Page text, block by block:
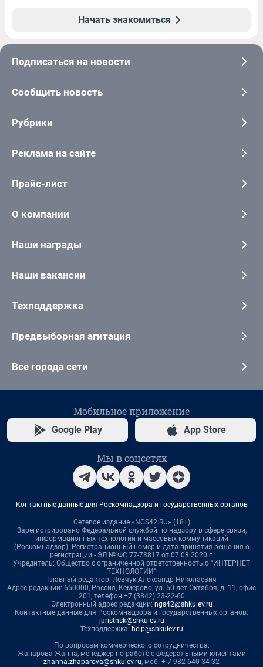
Начать знакомиться
Подписаться на новости
Сообщить новость
Рубрики
Реклама на сайте
Прайс-лист
О компании
Наши награды
Наши вакансии
Техподдержка
Предвыборная агитация
Все города сети
Мобильное приложение
Google Play App Store
Мы в соцсетях
Контактные данные для Роскомнадзора и государственных органов
Сетевое издание «NGS42.RU» (18+)
Зарегистрировано Федеральной службой по надзору в сфере связи,
информационных технологий и массовых коммуникаций
(Роскомнадзор). Регистрационный номер и дата принятия решения о
регистрации - ЭЛ № ФС 77-78817 от 07.08.2020 г.
Учредитель: Общество с ограниченной ответственностью "ИНТЕРНЕТ
ТЕХНОЛОГИИ"
Главный редактор: Левчук Александр Николаевич
Адрес редакции: 650000, Россия, Кемерово, ул. 50 лет Октября, д. 11, офис
201, телефон +7 (3842) 23-22-60
Электронный адрес редакции: ngs42@shkulev.ru
Контактные данные для Роскомнадзора и государственных органов:
juristnsk@shkulev.ru
Техподдержка: help@shkulev.ru
По вопросам коммерческого сотрудничества:
Жапарова Жанна, менеджер по работе с федеральными клиентами
zhanna.zhaparova@shkulev.ru, моб. + 7 982 640 34 32